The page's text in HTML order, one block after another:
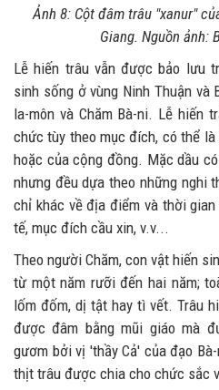
Ảnh 8: Cột đâm trâu "xanur"
Giang. Nguồn ảnh:
Lễ hiến trâu vẫn được bảo lưu
sinh sống ở vùng Ninh Thuận và
la-môn và Chăm Bà-ni. Lễ hiến
chức tùy theo mục đích, có thể
hoặc của cộng đồng. Mặc dầu
nhưng đều dựa theo những nghi
chỉ khác về địa điểm và thời
tế, mục đích cầu xin, v.v...
Theo người Chăm, con vật hiến
từ một năm rưỡi đến hai năm;
lốm đốm, dị tật hay tì vết. Trâu
được đâm bằng mũi giáo mà
gươm bởi vị 'thầy Cả' của đạo
thịt trâu được chia cho chức sắc